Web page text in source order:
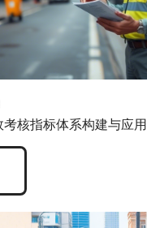
核指标体系构建与应用